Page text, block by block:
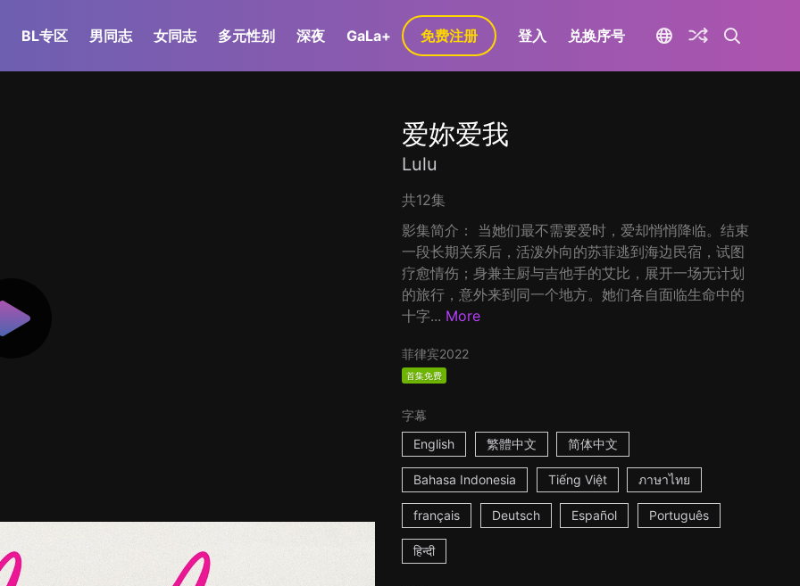
BL专区 男同志 女同志 多元性别 深夜 GaLa+ 免费注册 登入 兑换序号
爱妳爱我
Lulu
共12集
影集简介： 当她们最不需要爱时，爱却悄悄降临。结束
一段长期关系后，活泼外向的苏菲逃到海边民宿，试图
疗愈情伤；身兼主厨与吉他手的艾比，展开一场无计划
的旅行，意外来到同一个地方。她们各自面临生命中的
十字... More
菲律宾2022
首集免费
字幕
English
繁體中文 简体中文
Bahasa Indonesia Tiếng Việt ภาษาไทย
français Deutsch Español Português
हिन्दी